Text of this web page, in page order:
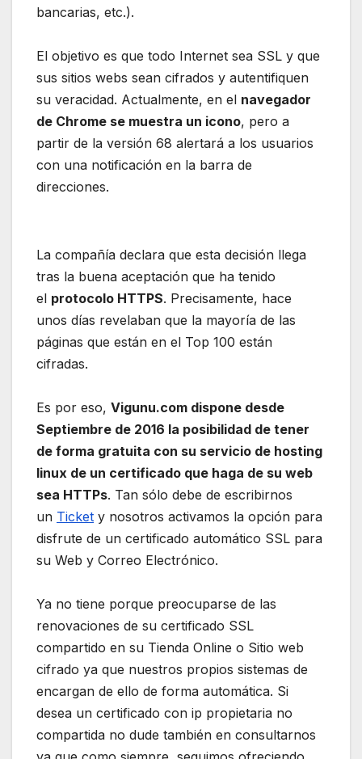
bancarias, etc.).
El objetivo es que todo Internet sea SSL y que
sus sitios webs sean cifrados y autentifiquen
su veracidad. Actualmente, en el navegador
de Chrome se muestra un icono, pero a
partir de la versión 68 alertará a los usuarios
con una notificación en la barra de
direcciones.
La compañía declara que esta decisión llega
tras la buena aceptación que ha tenido
el protocolo HTTPS. Precisamente, hace
unos días revelaban que la mayoría de las
páginas que están en el Top 100 están
cifradas.
Es por eso, Vigunu.com dispone desde
Septiembre de 2016 la posibilidad de tener
de forma gratuita con su servicio de hosting
linux de un certificado que haga de su web
sea HTTPs. Tan sólo debe de escribirnos
un Ticket y nosotros activamos la opción para
disfrute de un certificado automático SSL para
su Web y Correo Electrónico.
Ya no tiene porque preocuparse de las
renovaciones de su certificado SSL
compartido en su Tienda Online o Sitio web
cifrado ya que nuestros propios sistemas de
encargan de ello de forma automática. Si
desea un certificado con ip propietaria no
compartida no dude también en consultarnos